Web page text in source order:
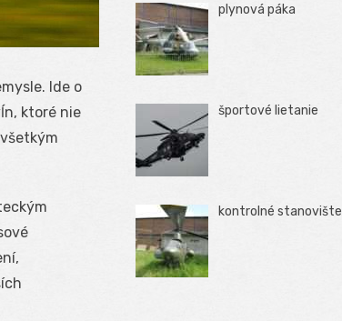
Ide o
ktoré nie
plynová páka
športové lietanie
kontrolné stanovište